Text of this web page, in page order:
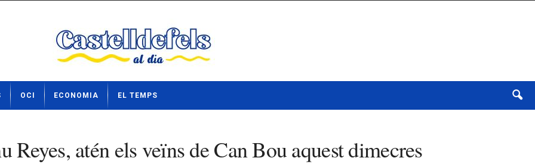
OCI ECONOMIA EL TEMPS
Reyes, atén els veïns de Can Bou aquest dimecres